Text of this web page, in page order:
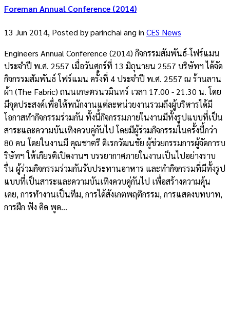
Foreman Annual Conference (2014)
13 Jun 2014, Posted byparinchai ang in CES News
Engineers Annual Conference (2014) กิจกรรมสัมพันธ์-โฟร์แมน
ประจำปี พ.ศ. 2557 เมื่อวันศุกร์ที่ 13 มิถุนายน 2557 บริษัทฯ ได้จัด
กิจกรรมสัมพันธ์ โฟร์แมน ครั้งที่ 4 ประจำปี พ.ศ. 2557 ณ ร้านลาน
ผ้า (The Fabric) ถนนเกษตรนวมินทร์ เวลา 17.00 - 21.30 น. โดย
มีจุดประสงค์เพื่อให้พนักงานแต่ละหน่วยงานรวมถึงผู้บริหารได้มี
โอกาสทำกิจกรรมร่วมกัน ทั้งนี้กิจกรรมภายในงานมีทั้งรูปแบบที่เป็น
สาระและความบันเทิงควบคู่กันไป โดยมีผู้ร่วมกิจกรรมในครั้งนี้กว่า
80 คน โดยในงานมี คุณชาตรี ดิเรกวัฒนชัย ผู้ช่วยกรรมการผู้จัดการบ
ริษัทฯ ให้เกียรติเปิดงานฯ บรรยากาศภายในงานเป็นไปอย่างราบ
รื่น ผู้ร่วมกิจกรรมร่วมกันรับประทานอาหาร และทำกิจกรรมที่มีทั้งรูป
แบบที่เป็นสาระและความบันเทิงควบคู่กันไป เพื่อสร้างความคุ้น
เคย, การทำงานเป็นทีม, การได้สังเกตพฤติกรรม, การแสดงบทบาท,
การฝึก ฟัง คิด พูด...